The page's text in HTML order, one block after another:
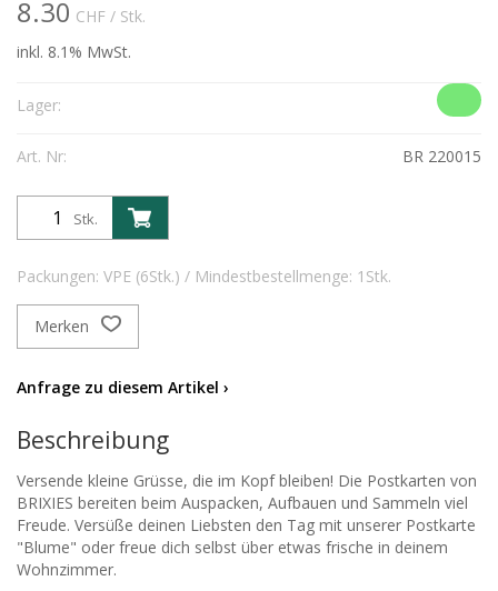
8.30 CHF / Stk.
inkl. 8.1% MwSt.
Lager:
Art. Nr: BR 220015
Stk.
Packungen: VPE (6Stk.) / Mindestbestellmenge: 1Stk.
Merken
Anfrage zu diesem Artikel ›
Beschreibung
Versende kleine Grüsse, die im Kopf bleiben! Die Postkarten von
BRIXIES bereiten beim Auspacken, Aufbauen und Sammeln viel
Freude. Versüße deinen Liebsten den Tag mit unserer Postkarte
"Blume" oder freue dich selbst über etwas frische in deinem
Wohnzimmer.